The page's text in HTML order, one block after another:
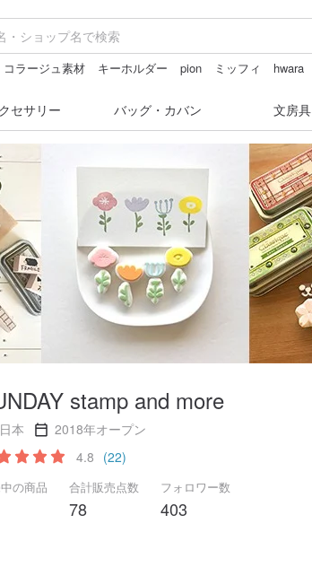
コラージュ素材 キーホルダー pion ミッフィ
hwara
セサリー バッグ・カバン 文房具
stamp and more
日本
2018年オープン
4.8 (22)
の商品 合計販売点数
78
フォロワー数
403